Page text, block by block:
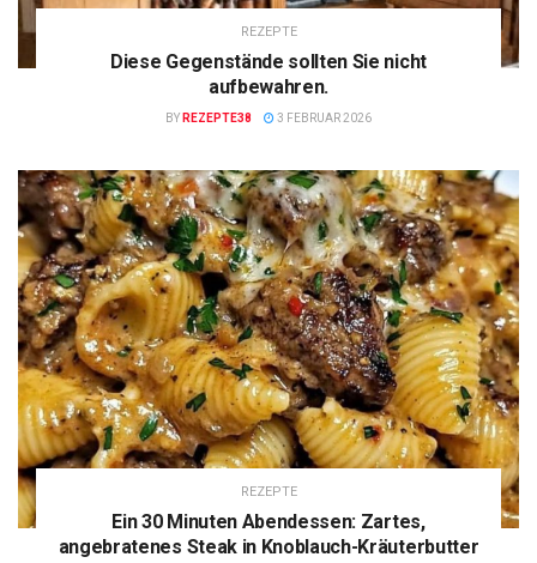
REZEPTE
Diese Gegenstände sollten Sie nicht
aufbewahren.
BY REZEPTE38 3 FEBRUAR 2026
REZEPTE
Ein 30 Minuten Abendessen: Zartes,
angebratenes Steak in Knoblauch-Kräuterbutter